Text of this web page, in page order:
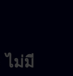
ไม่มี